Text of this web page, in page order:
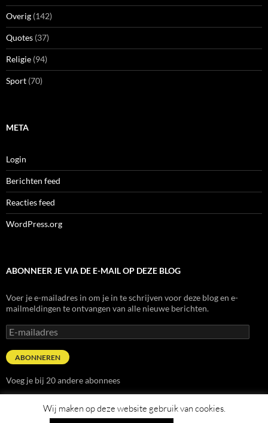
Overig (142)
Quotes (37)
Religie (94)
Sport (70)
META
Login
Berichten feed
Reacties feed
WordPress.org
ABONNEER JE VIA DE E-MAIL OP DEZE BLOG
Voer je e-mailadres in om je in te schrijven voor deze blog en e-
mailmeldingen te ontvangen van alle nieuwe berichten.
E-
mailadres
ABONNEREN
Voeg je bij 20 andere abonnees
Wij maken op deze website gebruik van cookies.